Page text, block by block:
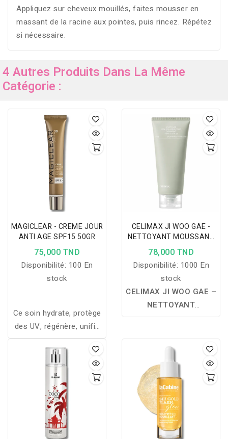
Appliquez sur cheveux mouillés, faites mousser en
massant de la racine aux pointes, puis rincez. Répétez
si nécessaire.
4 Autres Produits Dans La Même
Catégorie :
MAGICLEAR - CREME JOUR
ANTI AGE SPF15 50GR
75,000 TND
Disponibilité: 100 En
stock
Ce soin hydrate, protège
des UV, régénère, unifie
le teint et stimule la
production de collagène
grâce à son complexe
d’actifs antioxydants.
CELIMAX JI WOO GAE -
NETTOYANT MOUSSANT
ANTI-ACNÉ CICA BHA
150ML
78,000 TND
Disponibilité: 1000 En
stock
CELIMAX JI WOO GAE –
NETTOYANT
MOUSSANT ANTI-ACNÉ
pores en profondeur,
élimine l'excès de sébum
et les impuretés grâce au
BHA, tout en apaisant la
peau avec la Centella
Asiatica et l'huile d'arbre
à thé, pour un teint plus